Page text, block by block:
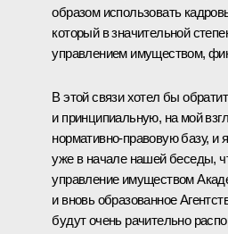
образом использовать
который в значительной
управлением имуществом,
В этой связи хотел бы
и принципиальную, на мой
нормативно-правовую базу, и
уже в начале нашей беседы,
управление имуществом
и вновь образованное
будут очень рачительно